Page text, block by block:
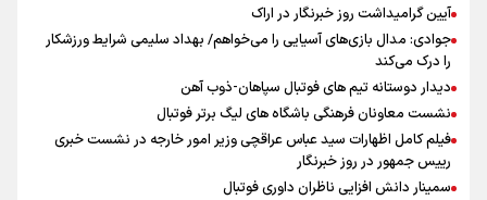
آیین گرامیداشت روز خبرنگار در اراک
جوادی: مدال بازی‌های آسیایی را می‌خواهم/ بهداد سلیمی شرایط ورزشکار
را درک می‌کند
دیدار دوستانه تیم های فوتبال سپاهان-ذوب آهن
نشست معاونان فرهنگی باشگاه های لیگ برتر فوتبال
فیلم کامل اظهارات سید عباس عراقچی وزیر امور خارجه در نشست خبری
رییس جمهور در روز خبرنگار
سمینار دانش افزایی ناظران داوری فوتبال